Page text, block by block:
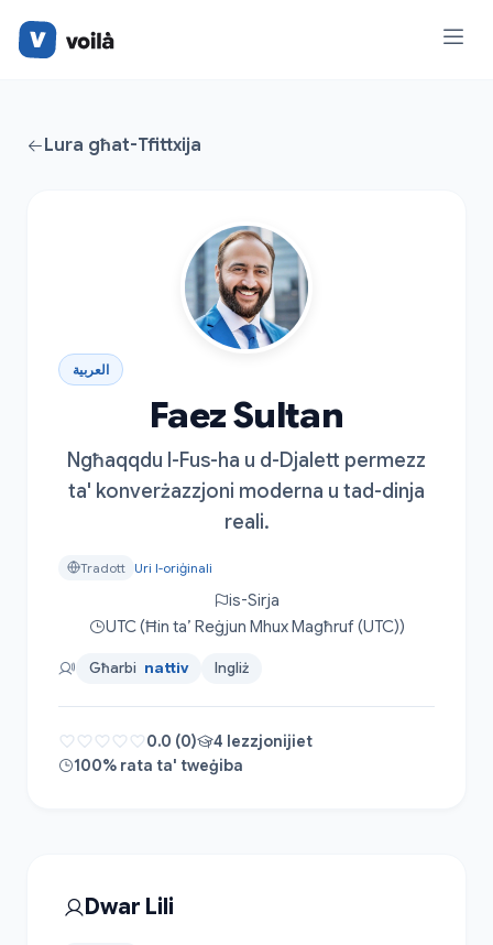
Lura għat-Tfittxija
العربية
Faez Sultan
Ngħaqqdu l-Fus-ha u d-Djalett permezz
ta' konverżazzjoni moderna u tad-dinja
reali.
Tradott Uri l-oriġinali
is-Sirja
UTC (Ħin ta’ Reġjun Mhux Magħruf (UTC))
Għarbi nattiv Ingliż
0.0 (0)
4 lezzjonijiet
100% rata ta' tweġiba
Dwar Lili